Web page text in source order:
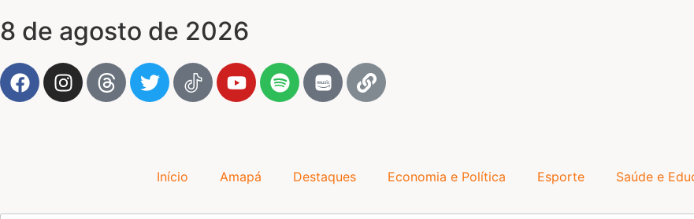
8 de agosto de 2026
Início Amapá Destaques Economia e Política Esporte Saúde e